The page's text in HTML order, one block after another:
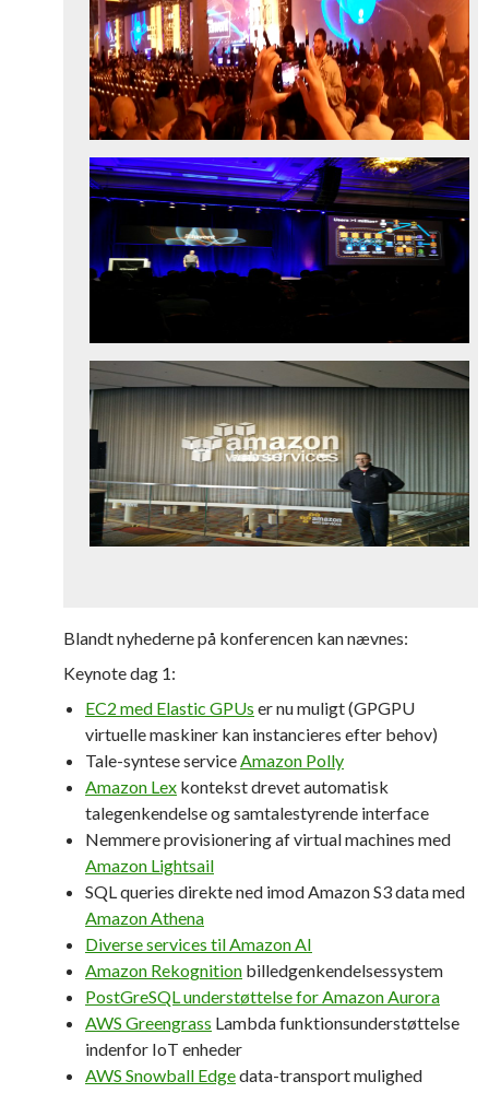
Blandt nyhederne på konferencen kan nævnes:
Keynote dag 1:
EC2 med Elastic GPUs er nu muligt (GPGPU
virtuelle maskiner kan instancieres efter behov)
Tale-syntese serviceAmazon Polly
Amazon Lex kontekst drevet automatisk
talegenkendelse og samtalestyrende interface
Nemmere provisionering af virtual machines med
Amazon Lightsail
SQL queries direkte ned imod Amazon S3 data med
Amazon Athena
Diverse services til Amazon AI
Amazon Rekognition billedgenkendelsessystem
PostGreSQL understøttelse for Amazon Aurora
AWS Greengrass Lambda funktionsunderstøttelse
indenfor IoT enheder
AWS Snowball Edgedata-transport mulighed